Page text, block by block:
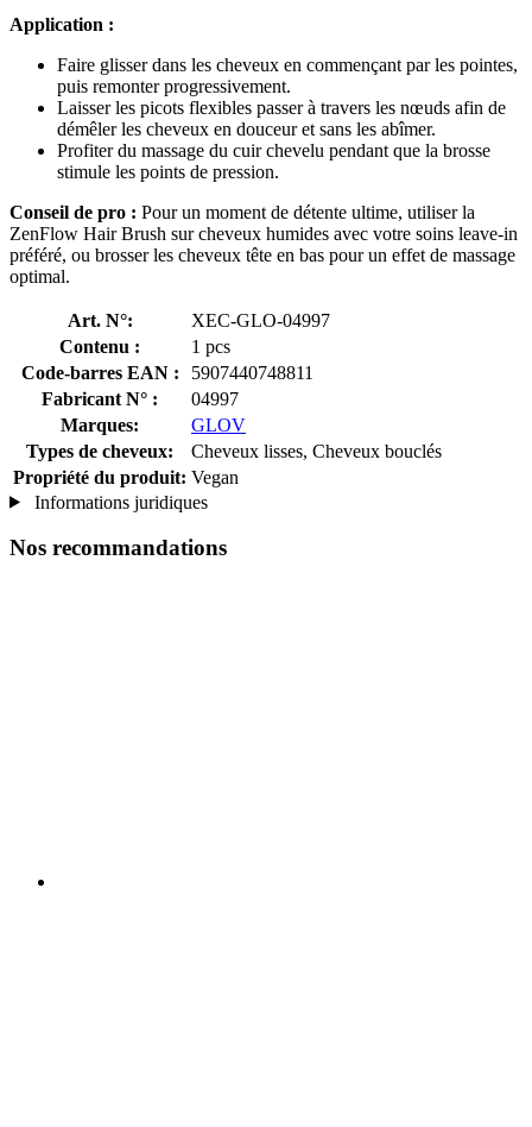
Application :
Faire glisser dans les cheveux en commençant par les pointes,
puis remonter progressivement.
Laisser les picots flexibles passer à travers les nœuds afin de
démêler les cheveux en douceur et sans les abîmer.
Profiter du massage du cuir chevelu pendant que la brosse
stimule les points de pression.
Conseil de pro : Pour un moment de détente ultime, utiliser la
ZenFlow Hair Brush sur cheveux humides avec votre soins leave-in
préféré, ou brosser les cheveux tête en bas pour un effet de massage
optimal.
Art. N°:
XEC-GLO-04997
Contenu :
1 pcs
Code-barres EAN :
5907440748811
Fabricant N° :
04997
Marques:
GLOV
Types de cheveux:
Cheveux lisses, Cheveux bouclés
Propriété du produit: Vegan
Informations juridiques
Nos recommandations